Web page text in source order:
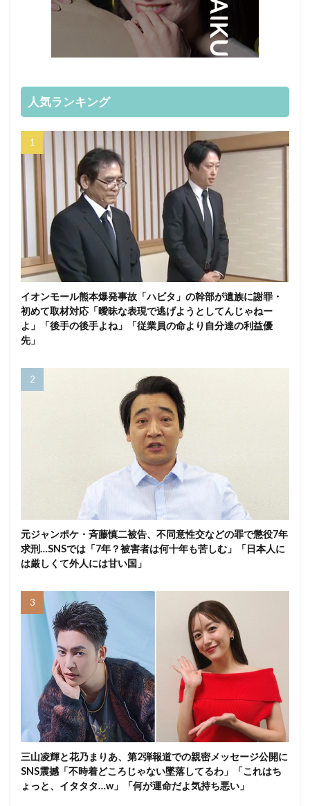
人気ランキング
イオンモール熊本爆発事故「ハビタ」の幹部が遺族に謝罪・
初めて取材対応「曖昧な表現で逃げようとしてんじゃねー
よ」「後手の後手よね」「従業員の命より自分達の利益優
先」
元ジャンポケ・斉藤慎二被告、不同意性交などの罪で懲役7年
求刑…SNSでは「7年？被害者は何十年も苦しむ」「日本人に
は厳しくて外人には甘い国」
三山凌輝と花乃まりあ、第2弾報道での親密メッセージ公開に
SNS震撼「不時着どころじゃない墜落してるわ」「これはち
ょっと、イタタタ…w」「何が運命だよ気持ち悪い」